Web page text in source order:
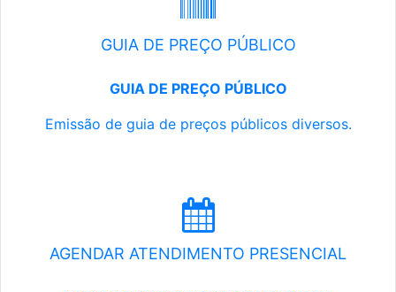
GUIA DE PREÇO PÚBLICO
GUIA DE PREÇO PÚBLICO
Emissão de guia de preços públicos diversos.
AGENDAR ATENDIMENTO PRESENCIAL